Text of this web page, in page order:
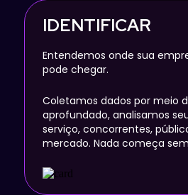
IDENTIFICAR
Entendemos onde sua
pode chegar.
Coletamos dados por meio
aprofundado, analisamos
serviço, concorrentes,
mercado. Nada começa